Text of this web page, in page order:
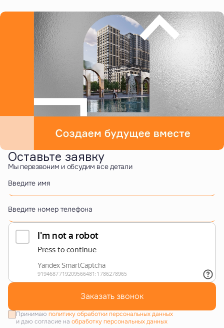
Оставьте заявку
Мы перезвоним и обсудим все детали
Введите имя
Введите номер телефона
Заказать звонок
Принимаю политику обработки персональных данных
и даю согласие на обработку персональных данных